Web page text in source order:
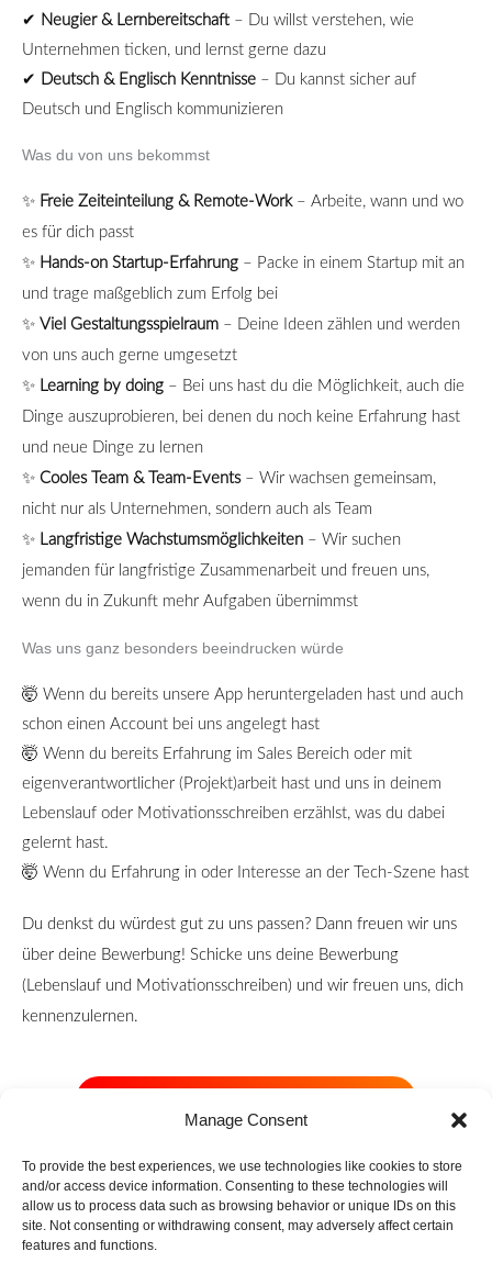
Manage Consent
To provide the best experiences, we use technologies like cookies to store
and/or access device information. Consenting to these technologies will
allow us to process data such as browsing behavior or unique IDs on this
site. Not consenting or withdrawing consent, may adversely affect certain
features and functions.
✔ Neugier & Lernbereitschaft – Du willst verstehen, wie
Unternehmen ticken, und lernst gerne dazu
✔ Deutsch & Englisch Kenntnisse – Du kannst sicher auf
Deutsch und Englisch kommunizieren
Was du von uns bekommst
✨ Freie Zeiteinteilung & Remote-Work– Arbeite, wann und wo
es für dich passt
✨ Hands-on Startup-Erfahrung – Packe in einem Startup mit an
und trage maßgeblich zum Erfolg bei
✨ Viel Gestaltungsspielraum – Deine Ideen zählen und werden
von uns auch gerne umgesetzt
✨ Learning by doing – Bei uns hast du die Möglichkeit, auch die
Dinge auszuprobieren, bei denen du noch keine Erfahrung hast
und neue Dinge zu lernen
✨ Cooles Team & Team-Events– Wir wachsen gemeinsam,
nicht nur als Unternehmen, sondern auch als Team
✨ Langfristige Wachstumsmöglichkeiten – Wir suchen
jemanden für langfristige Zusammenarbeit und freuen uns,
wenn du in Zukunft mehr Aufgaben übernimmst
Was uns ganz besonders beeindrucken würde
🤯 Wenn du bereits unsere App heruntergeladen hast und auch
schon einen Account bei uns angelegt hast
🤯 Wenn du bereits Erfahrung im Sales Bereich oder mit
eigenverantwortlicher (Projekt)arbeit hast und uns in deinem
Lebenslauf oder Motivationsschreiben erzählst, was du dabei
gelernt hast.
🤯 Wenn du Erfahrung in oder Interesse an der Tech-Szene hast
Du denkst du würdest gut zu uns passen? Dann freuen wir uns
über deine Bewerbung! Schicke uns deine Bewerbung
(Lebenslauf und Motivationsschreiben) und wir freuen uns, dich
kennenzulernen.
F